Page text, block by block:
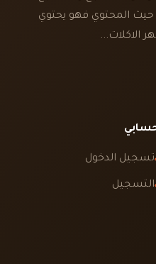
حيث المحتوي فهو يحتوي
الاكلات...
تسجيل الدخول
التسجيل